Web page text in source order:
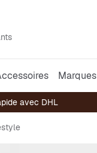
Marques
avec DHL